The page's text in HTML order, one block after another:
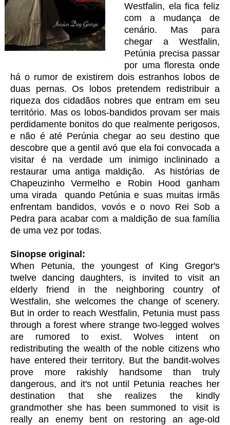
Westfalin, ela fica feliz
com a mudança de
cenário. Mas para
chegar a Westfalin,
Petúnia precisa passar
por uma floresta onde
há o rumor de existirem dois estranhos lobos de
duas pernas. Os lobos pretendem redistribuir a
riqueza dos cidadãos nobres que entram em seu
território. Mas os lobos-bandidos provam ser mais
perdidamente bonitos do que realmente perigosos,
e não é até Perúnia chegar ao seu destino que
descobre que a gentil avó que ela foi convocada a
visitar é na verdade um inimigo inclininado a
restaurar uma antiga maldição. As histórias de
Chapeuzinho Vermelho e Robin Hood ganham
uma virada quando Petúnia e suas muitas irmãs
enfrentam bandidos, vovós e o novo Rei Sob a
Pedra para acabar com a maldição de sua família
de uma vez por todas.
Sinopse original:
When Petunia, the youngest of King Gregor's
twelve dancing daughters, is invited to visit an
elderly friend in the neighboring country of
Westfalin, she welcomes the change of scenery.
But in order to reach Westfalin, Petunia must pass
through a forest where strange two-legged wolves
are rumored to exist. Wolves intent on
redistributing the wealth of the noble citizens who
have entered their territory. But the bandit-wolves
prove more rakishly handsome than truly
dangerous, and it's not until Petunia reaches her
destination that she realizes the kindly
grandmother she has been summoned to visit is
really an enemy bent on restoring an age-old